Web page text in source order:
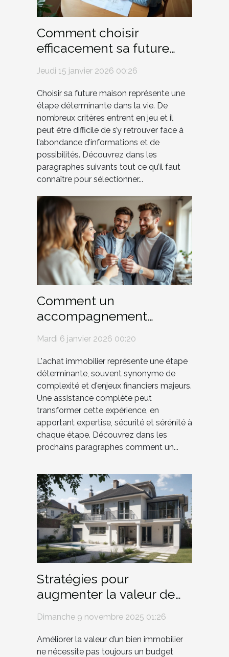
Comment choisir
efficacement sa future
maison ?
Jeudi 15 janvier 2026 00:26
Choisir sa future maison représente une
étape déterminante dans la vie. De
nombreux critères entrent en jeu et il
peut être difficile de s’y retrouver face à
l’abondance d’informations et de
possibilités. Découvrez dans les
paragraphes suivants tout ce qu’il faut
connaître pour sélectionner...
Comment un
accompagnement
complet facilite-t-il
l'achat immobilier ?
Mardi 6 janvier 2026 00:20
L'achat immobilier représente une étape
déterminante, souvent synonyme de
complexité et d'enjeux financiers majeurs.
Une assistance complète peut
transformer cette expérience, en
apportant expertise, sécurité et sérénité à
chaque étape. Découvrez dans les
prochains paragraphes comment un...
Stratégies pour
augmenter la valeur de
peu d'investissement
Dimanche 9 novembre 2025 01:26
Améliorer la valeur d’un bien immobilier
ne nécessite pas toujours un budget